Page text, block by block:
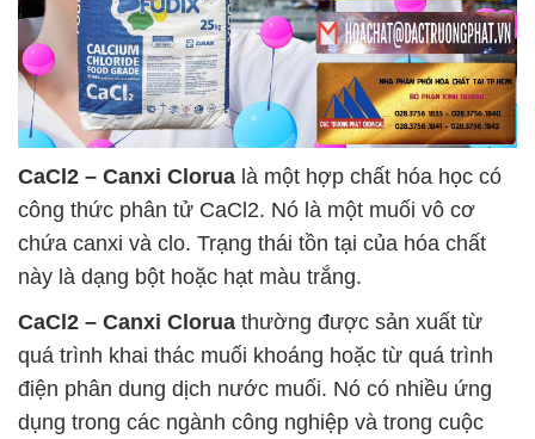
CaCl2 – Canxi Clorua là một hợp chất hóa học có
công thức phân tử CaCl2. Nó là một muối vô cơ
chứa canxi và clo. Trạng thái tồn tại của hóa chất
này là dạng bột hoặc hạt màu trắng.
CaCl2 – Canxi Clorua thường được sản xuất từ
quá trình khai thác muối khoáng hoặc từ quá trình
điện phân dung dịch nước muối. Nó có nhiều ứng
dụng trong các ngành công nghiệp và trong cuộc